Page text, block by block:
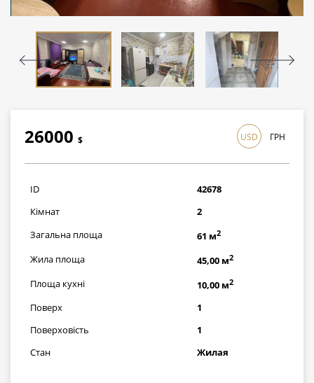
26000 $
754000грн
USD ГРН
ID
42678
Кімнат
2
Загальна площа
61 м2
Жила площа 45,00 м2
Площа кухні 10,00 м2
Поверх
1
Поверховість
1
Стан
Жилая